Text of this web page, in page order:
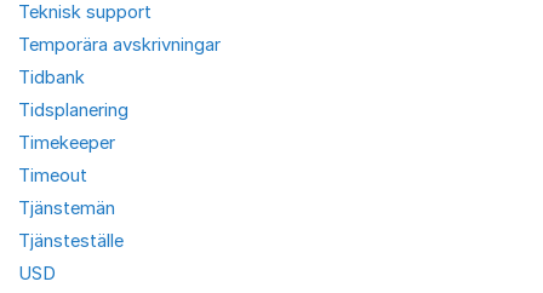
Teknisk support
Temporära avskrivningar
Tidbank
Tidsplanering
Timekeeper
Timeout
Tjänstemän
Tjänsteställe
USD